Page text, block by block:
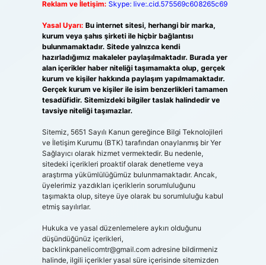
Reklam ve İletişim: Skype: live:.cid.575569c608265c69
Yasal Uyarı: Bu internet sitesi, herhangi bir marka,
kurum veya şahıs şirketi ile hiçbir bağlantısı
bulunmamaktadır. Sitede yalnızca kendi
hazırladığımız makaleler paylaşılmaktadır. Burada yer
alan içerikler haber niteliği taşımamakta olup, gerçek
kurum ve kişiler hakkında paylaşım yapılmamaktadır.
Gerçek kurum ve kişiler ile isim benzerlikleri tamamen
tesadüfidir. Sitemizdeki bilgiler taslak halindedir ve
tavsiye niteliği taşımazlar.
Sitemiz, 5651 Sayılı Kanun gereğince Bilgi Teknolojileri
ve İletişim Kurumu (BTK) tarafından onaylanmış bir Yer
Sağlayıcı olarak hizmet vermektedir. Bu nedenle,
sitedeki içerikleri proaktif olarak denetleme veya
araştırma yükümlülüğümüz bulunmamaktadır. Ancak,
üyelerimiz yazdıkları içeriklerin sorumluluğunu
taşımakta olup, siteye üye olarak bu sorumluluğu kabul
etmiş sayılırlar.
Hukuka ve yasal düzenlemelere aykırı olduğunu
düşündüğünüz içerikleri,
backlinkpanelicomtr@gmail.comadresine bildirmeniz
halinde, ilgili içerikler yasal süre içerisinde sitemizden